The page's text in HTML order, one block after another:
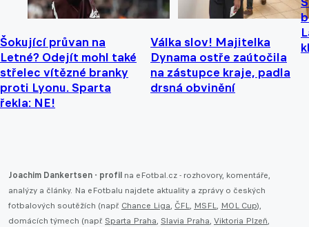
Šokující průvan na
Letné? Odejít mohl také
střelec vítězné branky
proti Lyonu. Sparta
řekla: NE!
Válka slov! Majitelka
Dynama ostře zaútočila
na zástupce kraje, padla
drsná obvinění
Joachim Dankertsen - profil na eFotbal.cz - rozhovory, komentáře,
analýzy a články. Na eFotbalu najdete aktuality a zprávy o českých
fotbalových soutěžích (např. Chance Liga, ČFL, MSFL, MOL Cup),
domácích týmech (např. Sparta Praha, Slavia Praha, Viktoria Plzeň,